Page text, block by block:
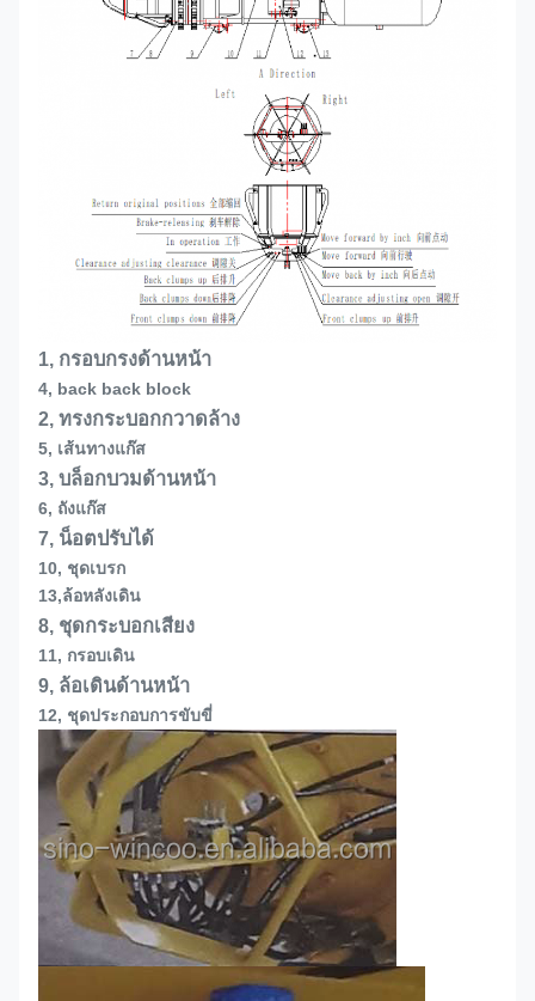
1, กรอบกรงด้านหน้า
4, back back block
2, ทรงกระบอกกวาดล้าง
5, เส้นทางแก๊ส
3, บล็อกบวมด้านหน้า
6, ถังแก๊ส
7, น็อตปรับได้
10, ชุดเบรก
13,ล้อหลังเดิน
8, ชุดกระบอกเสียง
11, กรอบเดิน
9, ล้อเดินด้านหน้า
12, ชุดประกอบการขับขี่